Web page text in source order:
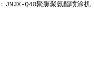
JNJX-Q40聚脲聚氨酯喷涂机